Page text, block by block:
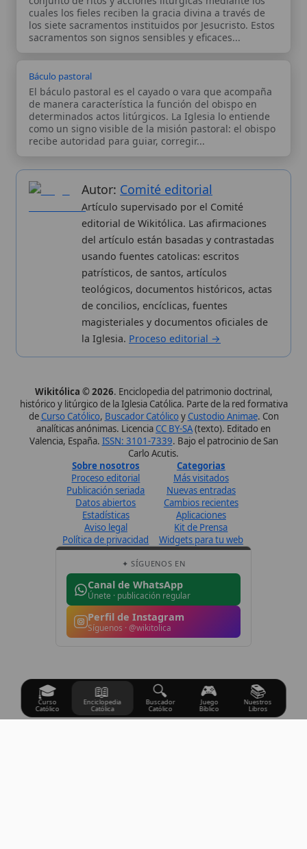
Autor:Comité editorial
Artículo supervisado por el Comité
del artículo están basadas y contrastadas
usando fuentes catolicas: escritos
patrísticos, de santos, artículos
teológicos, documentos históricos, actas
de concilios, encíclicas, fuentes
magisteriales y documentos oficiales de
Wikitólica © 2026. Enciclopedia del patrimonio doctrinal,
histórico y litúrgico de la Iglesia Católica. Parte de la red formativa
analíticas anónimas. LicenciaCC BY-SA(texto). Editado en
Valencia, España.ISSN: 3101-7339 . Bajo el patrocinio de San
Sobre nosotros
Proceso editorial
Publicación seriada
Datos abiertos
Estadísticas
Aviso legal
Política de privacidad
Categorias
Más visitados
Nuevas entradas
Cambios recientes
Aplicaciones
Kit de Prensa
Widgets para tu web
Canal de WhatsApp
Únete · publicación regular
Perfil de Instagram
Síguenos · @wikitolica